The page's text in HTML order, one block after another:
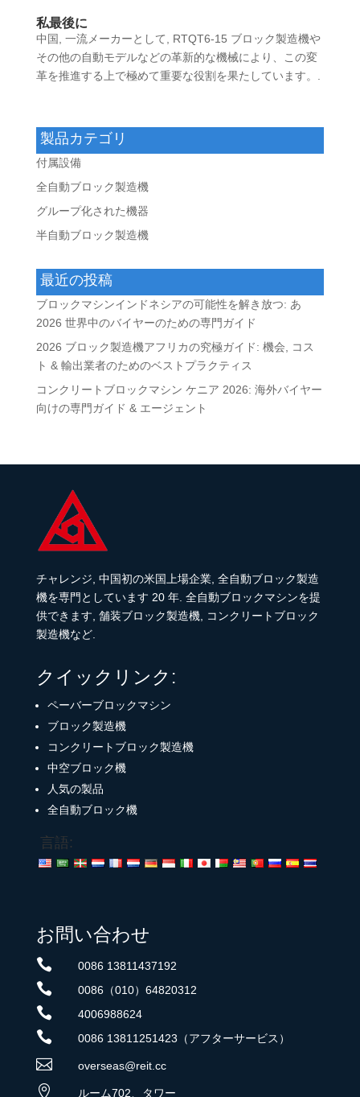
私最後に
中国, 一流メーカーとして, RTQT6-15 ブロック製造機や
その他の自動モデルなどの革新的な機械により、この変
革を推進する上で極めて重要な役割を果たしています。.
製品カテゴリ
付属設備
全自動ブロック製造機
グループ化された機器
半自動ブロック製造機
最近の投稿
ブロックマシンインドネシアの可能性を解き放つ: あ
2026 世界中のバイヤーのための専門ガイド
2026 ブロック製造機アフリカの究極ガイド: 機会, コス
ト & 輸出業者のためのベストプラクティス
コンクリートブロックマシン ケニア 2026: 海外バイヤー
向けの専門ガイド & エージェント
チャレンジ, 中国初の米国上場企業, 全自動ブロック製造
機を専門としています 20 年. 全自動ブロックマシンを提
供できます, 舗装ブロック製造機, コンクリートブロック
製造機など.
クイックリンク:
ペーバーブロックマシン
ブロック製造機
コンクリートブロック製造機
中空ブロック機
人気の製品
全自動ブロック機
言語:
お問い合わせ
 0086 13811437192
 0086（010）64820312
 4006988624
 0086 13811251423（アフターサービス）
 overseas@reit.cc
 ルーム702、タワー